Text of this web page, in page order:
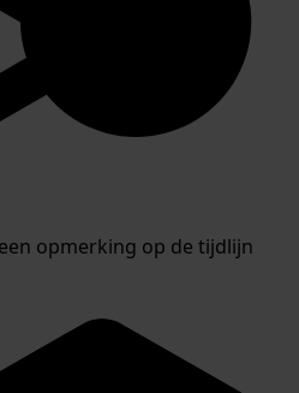
opmerking op de tijdlijn